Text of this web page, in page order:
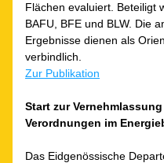
Flächen evaluiert. Beteiligt
BAFU, BFE und BLW. Die
Ergebnisse dienen als
verbindlich.
Zur Publikation
Start zur
Verordnungen im
Das Eidgenössische